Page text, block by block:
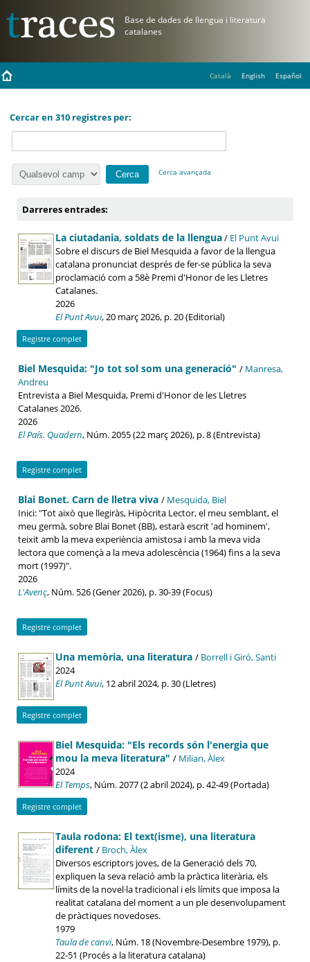
Català English Español
Cercar en 310 registres per:
Cerca avançada
Darreres entrades:
La ciutadania, soldats de la llengua/ El Punt Avui
Sobre el discurs de Biel Mesquida a favor de la llengua
catalana pronunciat després de fer-se pública la seva
proclamació com a 58è Premi d'Honor de les Lletres
Catalanes.
2026
El Punt Avui, 20 març 2026, p. 20 (Editorial)
Registre complet
Biel Mesquida: "Jo tot sol som una generació" / Manresa,
Andreu
Entrevista a Biel Mesquida, Premi d'Honor de les Lletres
Catalanes 2026.
2026
El País. Quadern, Núm. 2055 (22 març 2026), p. 8 (Entrevista)
Registre complet
Blai Bonet. Carn de lletra viva / Mesquida, Biel
Inici: "Tot això que llegiràs, Hipòcrita Lector, el meu semblant, el
meu germà, sobre Blai Bonet (BB), estarà escrit 'ad hominem',
teixit amb la meva experiència amistosa i amb la meva vida
lectora que començà a la meva adolescència (1964) fins a la seva
mort (1997)".
2026
L'Avenç, Núm. 526 (Gener 2026), p. 30-39 (Focus)
Registre complet
Una memòria, una literatura / Borrell i Giró, Santi
2024
El Punt Avui, 12 abril 2024, p. 30 (Lletres)
Registre complet
Biel Mesquida: "Els records són l'energia que
mou la meva literatura" / Milian, Àlex
2024
El Temps, Núm. 2077 (2 abril 2024), p. 42-49 (Portada)
Registre complet
Taula rodona: El text(isme), una literatura
diferent / Broch, Àlex
Diversos escriptors joves, de la Generació dels 70,
expliquen la seva relació amb la pràctica literària, els
límits de la novel·la tradicional i els límits que imposa la
realitat catalana del moment a un ple desenvolupament
de pràctiques novedoses.
1979
Taula de canvi, Núm. 18 (Novembre-Desembre 1979), p.
22-51 (Procés a la literatura catalana)